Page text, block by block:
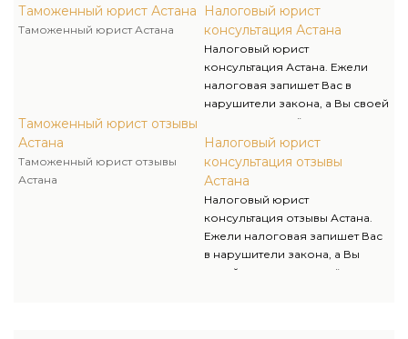
Таможенный юрист Астана
Таможенный юрист Астана
Таможенный юрист отзывы
Астана
Таможенный юрист отзывы
Астана
лишь один путь - доказать свою
правоту Вы можете лишь в
суде. Отстоять свои права в
суде по налоговым спорам Вам
помогут спецы Объединения
адвокатов Правоведы.
Налоговый юрист
консультация Астана
Налоговый юрист
консультация Астана. Ежели
налоговая запишет Вас в
нарушители закона, а Вы своей
вины не признаёте, то остается
лишь один путь - доказать свою
правоту Вы можете лишь в
суде. Отстоять свои права в
суде по налоговым спорам Вам
помогут спецы Объединения
адвокатов Правоведы.
Налоговый юрист
консультация отзывы
Астана
Налоговый юрист
консультация отзывы Астана.
Ежели налоговая запишет Вас
в нарушители закона, а Вы
своей вины не признаёте, то